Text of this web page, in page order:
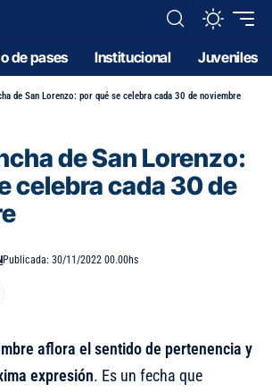
de pases Institucional Juveniles
de San Lorenzo: por qué se celebra cada 30 de noviembre
de San Lorenzo:
celebra cada 30 de
Publicada: 30/11/2022 00.00hs
aflora el sentido de pertenencia y
expresión. Es un fecha que